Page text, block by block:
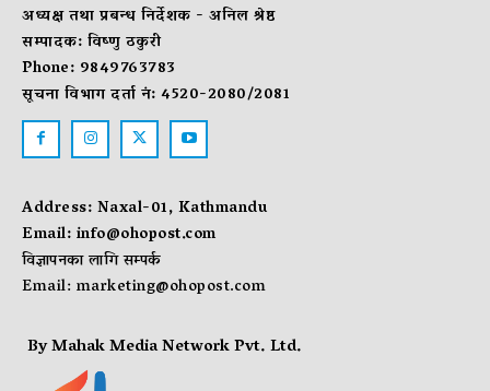
अध्यक्ष तथा प्रबन्ध निर्देशक - अनिल श्रेष्ठ
सम्पादक: विष्णु ठकुरी
Phone: 9849763783
सूचना विभाग दर्ता नं: 4520-2080/2081
Address: Naxal-01, Kathmandu
Email:info@ohopost.com
विज्ञापनका लागि सम्पर्क
Email:marketing@ohopost.com
By Mahak Media Network Pvt. Ltd.